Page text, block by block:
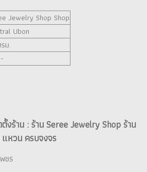
Jewelry Shop Shop
Ubon
ม.
ร้าน : ร้าน Seree Jewelry Shop ร้าน
แหวน ครบจงจร
ชร